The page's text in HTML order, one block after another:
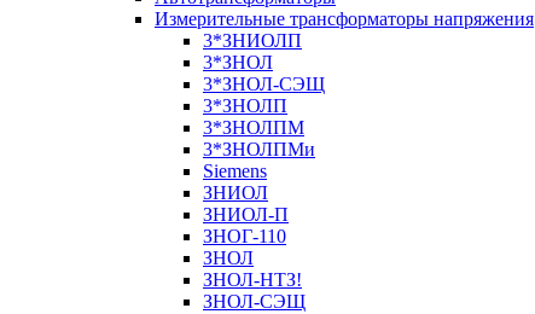
Измерительные трансформаторы напряжения
3*ЗНИОЛП
3*ЗНОЛ
3*ЗНОЛ-СЭЩ
3*ЗНОЛП
3*ЗНОЛПМ
3*ЗНОЛПМи
Siemens
ЗНИОЛ
ЗНИОЛ-П
ЗНОГ-110
ЗНОЛ
ЗНОЛ-НТЗ!
ЗНОЛ-СЭЩ